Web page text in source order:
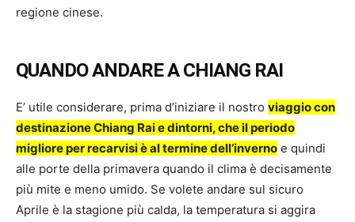
regione cinese.
QUANDO ANDARE A CHIANG RAI
E’ utile considerare, prima d’iniziare il nostro viaggio con
destinazione Chiang Rai e dintorni, che il periodo
migliore per recarvisi è al termine dell’inverno e quindi
alle porte della primavera quando il clima è decisamente
più mite e meno umido. Se volete andare sul sicuro
Aprile è la stagione più calda, la temperatura si aggira